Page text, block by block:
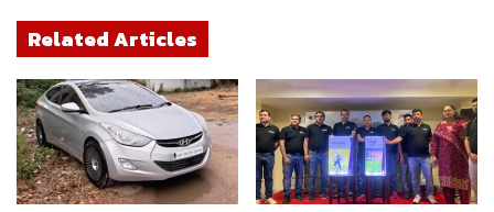
Related Articles